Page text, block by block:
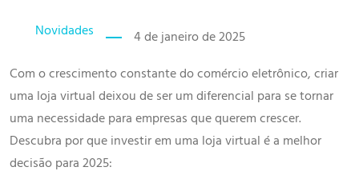
Novidades
4 de janeiro de 2025
Com o crescimento constante do comércio eletrônico, criar
uma loja virtual deixou de ser um diferencial para se tornar
uma necessidade para empresas que querem crescer.
Descubra por que investir em uma loja virtual é a melhor
decisão para 2025: